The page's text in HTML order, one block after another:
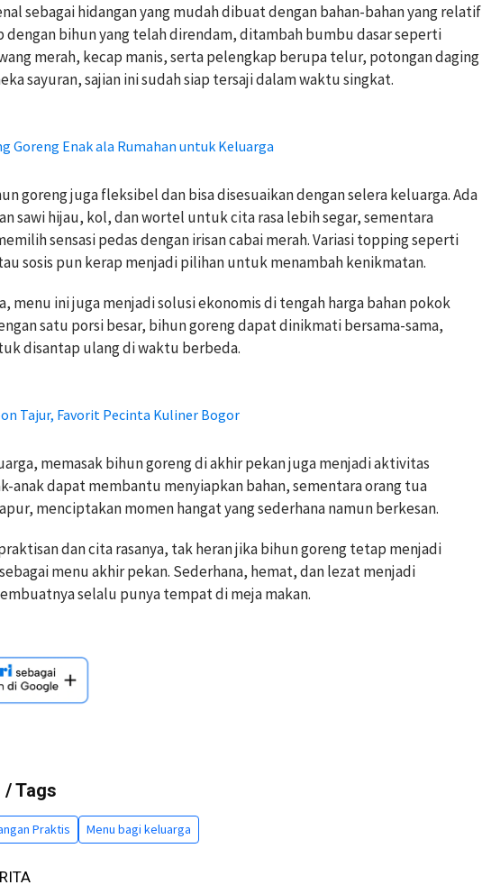
sebagai hidangan yang mudah dibuat dengan bahan-bahan yang relatif
dengan bihun yang telah direndam, ditambah bumbu dasar seperti
merah, kecap manis, serta pelengkap berupa telur, potongan daging
sayuran, sajian ini sudah siap tersaji dalam waktu singkat.
Goreng Enak ala Rumahan untuk Keluarga
goreng juga fleksibel dan bisa disesuaikan dengan selera keluarga. Ada
sawi hijau, kol, dan wortel untuk cita rasa lebih segar, sementara
sensasi pedas dengan irisan cabai merah. Variasi topping seperti
sosis pun kerap menjadi pilihan untuk menambah kenikmatan.
menu ini juga menjadi solusi ekonomis di tengah harga bahan pokok
satu porsi besar, bihun goreng dapat dinikmati bersama-sama,
disantap ulang di waktu berbeda.
Tajur, Favorit Pecinta Kuliner Bogor
memasak bihun goreng di akhir pekan juga menjadi aktivitas
anak dapat membantu menyiapkan bahan, sementara orang tua
menciptakan momen hangat yang sederhana namun berkesan.
dan cita rasanya, tak heran jika bihun goreng tetap menjadi
menu akhir pekan. Sederhana, hemat, dan lezat menjadi
selalu punya tempat di meja makan.
/ Tags
Praktis Menu bagi keluarga